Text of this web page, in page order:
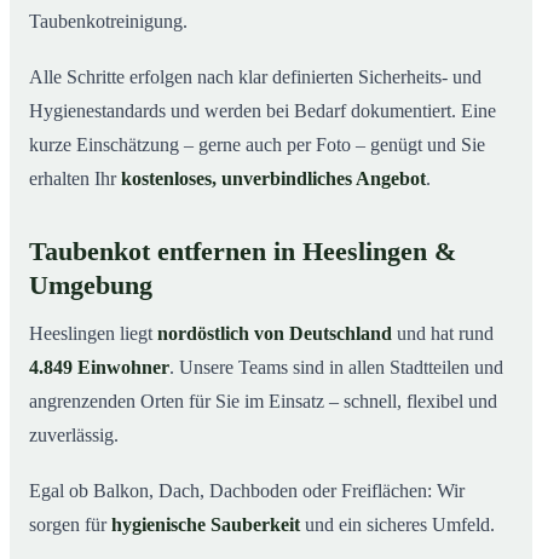
Taubenkotreinigung.
Alle Schritte erfolgen nach klar definierten Sicherheits- und
Hygienestandards und werden bei Bedarf dokumentiert. Eine
kurze Einschätzung – gerne auch per Foto – genügt und Sie
erhalten Ihrkostenloses, unverbindliches Angebot.
Taubenkot entfernen in Heeslingen &
Umgebung
Heeslingen liegt nordöstlich von Deutschland und hat rund
4.849 Einwohner. Unsere Teams sind in allen Stadtteilen und
angrenzenden Orten für Sie im Einsatz – schnell, flexibel und
zuverlässig.
Egal ob Balkon, Dach, Dachboden oder Freiflächen: Wir
sorgen fürhygienische Sauberkeit und ein sicheres Umfeld.